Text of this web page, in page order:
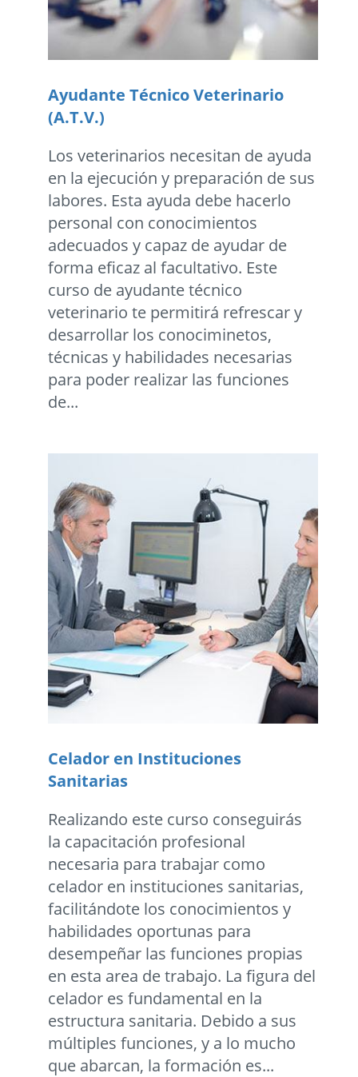
Ayudante Técnico Veterinario
(A.T.V.)
Los veterinarios necesitan de ayuda
en la ejecución y preparación de sus
labores. Esta ayuda debe hacerlo
personal con conocimientos
adecuados y capaz de ayudar de
forma eficaz al facultativo. Este
curso de ayudante técnico
veterinario te permitirá refrescar y
desarrollar los conociminetos,
técnicas y habilidades necesarias
para poder realizar las funciones
de...
Celador en Instituciones
Sanitarias
Realizando este curso conseguirás
la capacitación profesional
necesaria para trabajar como
celador en instituciones sanitarias,
facilitándote los conocimientos y
habilidades oportunas para
desempeñar las funciones propias
en esta area de trabajo. La figura del
celador es fundamental en la
estructura sanitaria. Debido a sus
múltiples funciones, y a lo mucho
que abarcan, la formación es...